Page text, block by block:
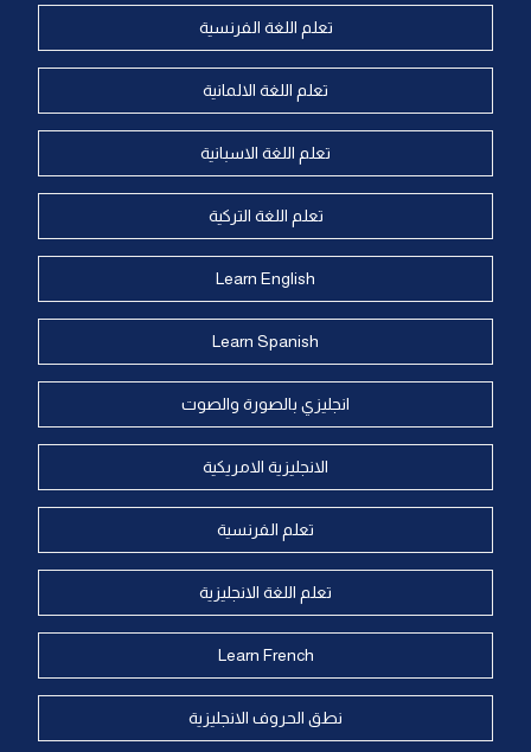
تعلم اللغة الفرنسية
تعلم اللغة الالمانية
تعلم اللغة الاسبانية
تعلم اللغة التركية
Learn English
Learn Spanish
انجليزي بالصورة والصوت
الانجليزية الامريكية
تعلم الفرنسية
تعلم اللغة الانجليزية
Learn French
نطق الحروف الانجليزية